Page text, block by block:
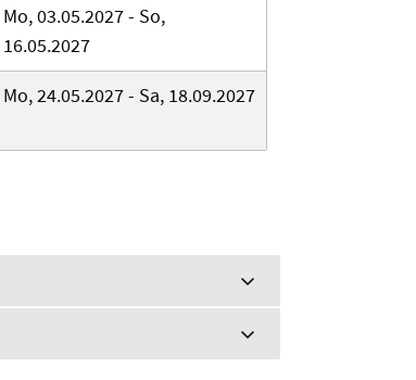
Mo, 03.05.2027 - So,
16.05.2027
Mo, 24.05.2027 - Sa, 18.09.2027